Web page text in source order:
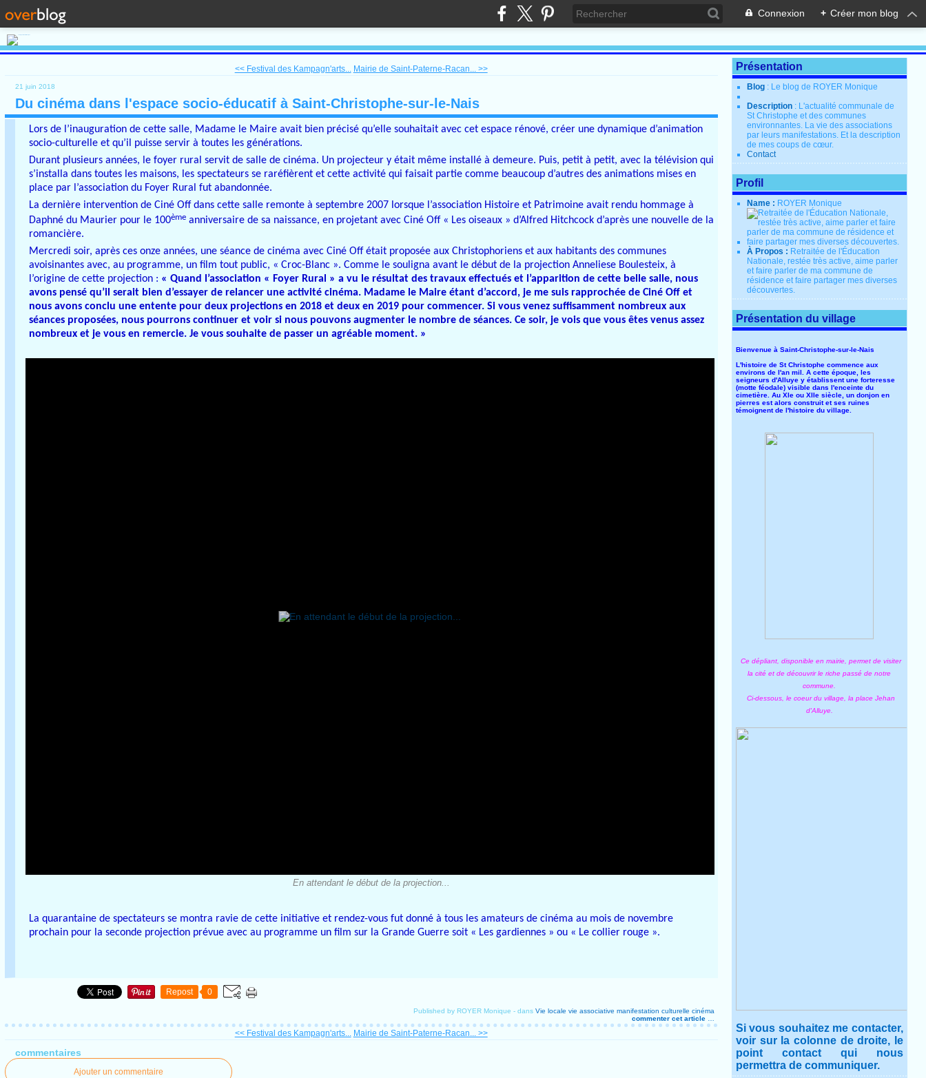
Connexion + Créer mon blog
<< Festival des Kampagn'arts... Mairie de Saint-Paterne-Racan... >>
21 juin 2018
Du cinéma dans l'espace socio-éducatif à Saint-Christophe-sur-le-Nais
Lors de l’inauguration de cette salle, Madame le Maire avait bien précisé qu’elle souhaitait avec cet espace rénové, créer une dynamique d’animation
socio-culturelle et qu’il puisse servir à toutes les générations.
Durant plusieurs années, le foyer rural servit de salle de cinéma. Un projecteur y était même installé à demeure. Puis, petit à petit, avec la télévision qui
s’installa dans toutes les maisons, les spectateurs se raréfièrent et cette activité qui faisait partie comme beaucoup d’autres des animations mises en
place par l’association du Foyer Rural fut abandonnée.
La dernière intervention de Ciné Off dans cette salle remonte à septembre 2007 lorsque l’association Histoire et Patrimoine avait rendu hommage à
Daphné du Maurier pour le 100èmeanniversaire de sa naissance, en projetant avec Ciné Off « Les oiseaux » d’Alfred Hitchcock d’après une nouvelle de la
romancière.
Mercredi soir, après ces onze années, une séance de cinéma avec Ciné Off était proposée aux Christophoriens et aux habitants des communes
avoisinantes avec, au programme, un film tout public, « Croc-Blanc ». Comme le souligna avant le début de la projection Anneliese Boulesteix, à
l’origine de cette projection : « Quand l’association « Foyer Rural » a vu le résultat des travaux effectués et l’apparition de cette belle salle, nous
avons pensé qu’il serait bien d’essayer de relancer une activité cinéma. Madame le Maire étant d’accord, je me suis rapprochée de Ciné Off et
nous avons conclu une entente pour deux projections en 2018 et deux en 2019 pour commencer. Si vous venez suffisamment nombreux aux
séances proposées, nous pourrons continuer et voir si nous pouvons augmenter le nombre de séances. Ce soir, je vois que vous êtes venus assez
nombreux et je vous en remercie. Je vous souhaite de passer un agréable moment. »
En attendant le début de la projection...
La quarantaine de spectateurs se montra ravie de cette initiative et rendez-vous fut donné à tous les amateurs de cinéma au mois de novembre
prochain pour la seconde projection prévue avec au programme un film sur la Grande Guerre soit « Les gardiennes » ou « Le collier rouge ».
Repost 0
Published by ROYER Monique -dans Vie locale vie associative manifestation culturelle cinéma
commenter cet article …
<< Festival des Kampagn'arts... Mairie de Saint-Paterne-Racan... >>
commentaires
Ajouter un commentaire
Présentation
Blog : Le blog de ROYER Monique
Description : L'actualité communale de
St Christophe et des communes
environnantes. La vie des associations
par leurs manifestations. Et la description
de mes coups de cœur.
Contact
Profil
Name : ROYER Monique
À Propos : Retraitée de l'Éducation
Nationale, restée très active, aime parler
et faire parler de ma commune de
résidence et faire partager mes diverses
découvertes.
Présentation du village
Bienvenue à Saint-Christophe-sur-le-Nais
L'histoire de St Christophe commence aux
environs de l'an mil. A cette époque, les
seigneurs d'Alluye y établissent une forteresse
(motte féodale) visible dans l'enceinte du
cimetière. Au XIe ou XIIe siècle, un donjon en
pierres est alors construit et ses ruines
témoignent de l'histoire du village.
Ce dépliant, disponible en mairie, permet de visiter
la cité et de découvrir le riche passé de notre
commune.
Ci-dessous, le coeur du village, la place Jehan
d'Alluye.
Si vous souhaitez me contacter,
voir sur la colonne de droite, le
point contact qui nous
permettra de communiquer.